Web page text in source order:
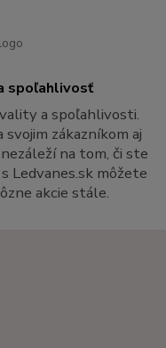
spoľahlivosť
a spoľahlivosti.
zákazníkom aj
na tom, či ste
Ledvanes.sk môžete
akcie stále.